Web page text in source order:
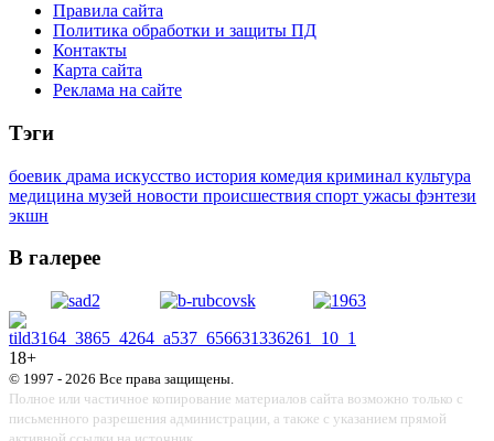
Правила сайта
Политика обработки и защиты ПД
Контакты
Карта сайта
Реклама на сайте
Тэги
боевик драма искусство история комедия криминал культура
медицина музей новости происшествия спорт ужасы фэнтези
экшн
В галерее
18+
© 1997 - 2026 Все права защищены.
Полное или частичное копирование материалов сайта возможно только с
письменного разрешения администрации, а также с указанием прямой